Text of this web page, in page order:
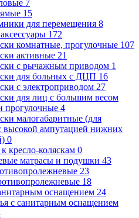
7
15
для перемещения 8
172
комнатные, прогулочные 107
активные 21
с рычажным приводом 1
для больных с ДЦП 16
с электроприводом 27
для лиц с большим весом
прогулочные 4
малогабаритные (для
высокой ампутацией нижних
0
кресло-коляскам 0
матрасы и подушки 43
23
18
оснащением 24
с санитарным оснащением